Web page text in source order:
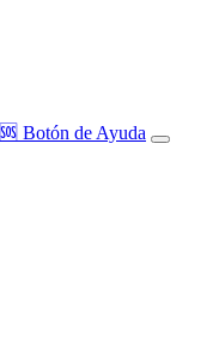
🆘 Botón de Ayuda